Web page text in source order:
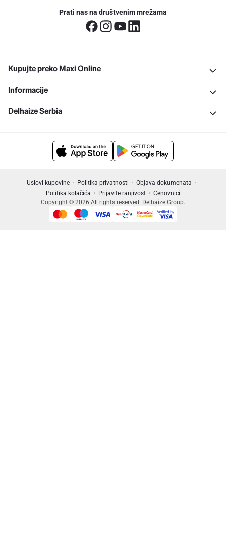
Prati nas na društvenim mrežama
Kupujte preko Maxi Online
Informacije
Delhaize Serbia
Uslovi kupovine Politika privatnosti
Objava dokumenata
Politika kolačića
Prijavite ranjivost
Cenovnici
Copyright © 2026 All rights reserved. Delhaize Group.